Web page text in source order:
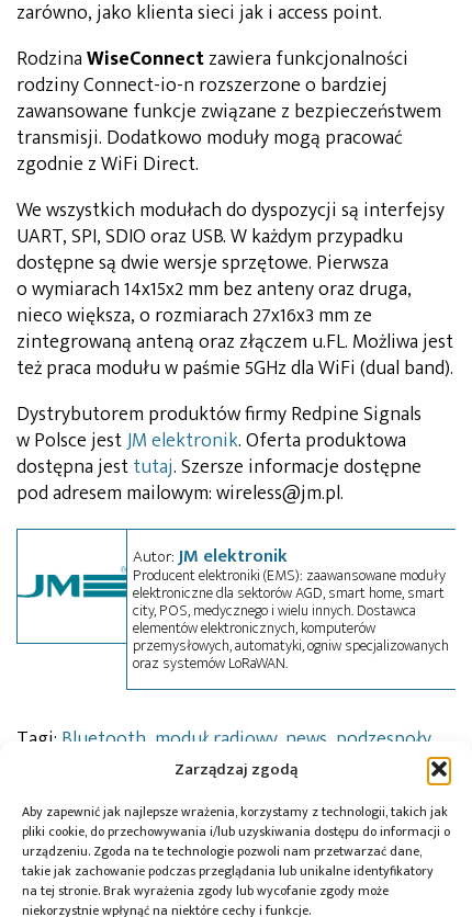
Zarządzaj zgodą
Aby zapewnić jak najlepsze wrażenia, korzystamy z technologii, takich jak
pliki cookie, do przechowywania i/lub uzyskiwania dostępu do informacji o
urządzeniu. Zgoda na te technologie pozwoli nam przetwarzać dane,
takie jak zachowanie podczas przeglądania lub unikalne identyfikatory
na tej stronie. Brak wyrażenia zgody lub wycofanie zgody może
niekorzystnie wpłynąć na niektóre cechy i funkcje.
zarówno, jako klienta sieci jak i access point.
RodzinaWiseConnectzawiera funkcjonalności
rodziny Connect-io-n rozszerzone o bardziej
zawansowane funkcje związane z bezpieczeństwem
transmisji. Dodatkowo moduły mogą pracować
zgodnie z WiFi Direct.
We wszystkich modułach do dyspozycji są interfejsy
UART, SPI, SDIO oraz USB. W każdym przypadku
dostępne są dwie wersje sprzętowe. Pierwsza
o wymiarach 14x15x2 mm bez anteny oraz druga,
nieco większa, o rozmiarach 27x16x3 mm ze
zintegrowaną anteną oraz złączem u.FL. Możliwa jest
też praca modułu w paśmie 5GHz dla WiFi (dual band).
Dystrybutorem produktów firmy Redpine Signals
w Polsce jestJM elektronik. Oferta produktowa
dostępna jesttutaj. Szersze informacje dostępne
pod adresem mailowym: wireless@jm.pl.
Autor:JM elektronik
Producent elektroniki (EMS): zaawansowane moduły
elektroniczne dla sektorów AGD, smart home, smart
city, POS, medycznego i wielu innych. Dostawca
elementów elektronicznych, komputerów
przemysłowych, automatyki, ogniw specjalizowanych
oraz systemów LoRaWAN.
Tagi: Bluetooth moduł radiowy, news podzespoły,
Przeczytaj również: